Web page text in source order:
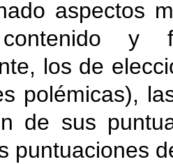
aspectos
y
los de
polémicas),
de sus
puntuaciones